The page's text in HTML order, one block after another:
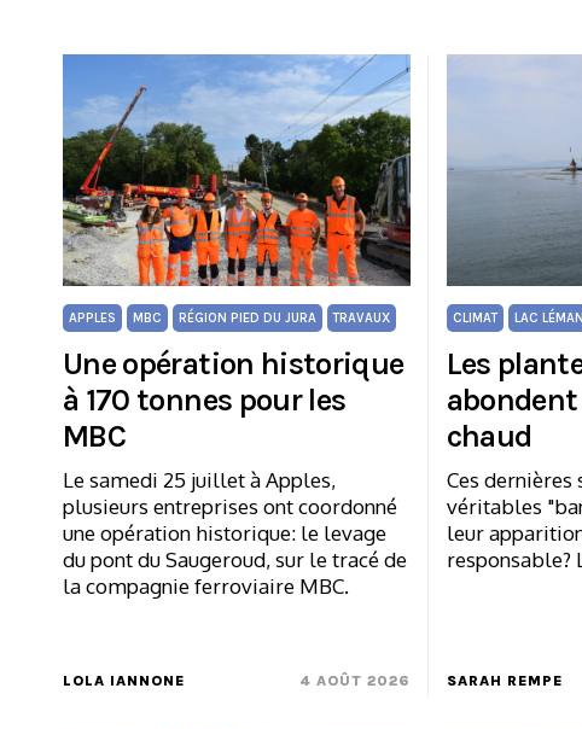
APPLES MBC RÉGION PIED DU JURA TRAVAUX
Une opération historique
à 170 tonnes pour les
MBC
Le samedi 25 juillet à Apples,
plusieurs entreprises ont coordonné
une opération historique: le levage
du pont du Saugeroud, sur le tracé de
la compagnie ferroviaire MBC.
LOLA IANNONE 4 AOÛT 2026
CLIMAT LAC LÉMAN
Les
abondent
chaud
Ces dernières
véritables
leur
responsable?
SARAH REMPE